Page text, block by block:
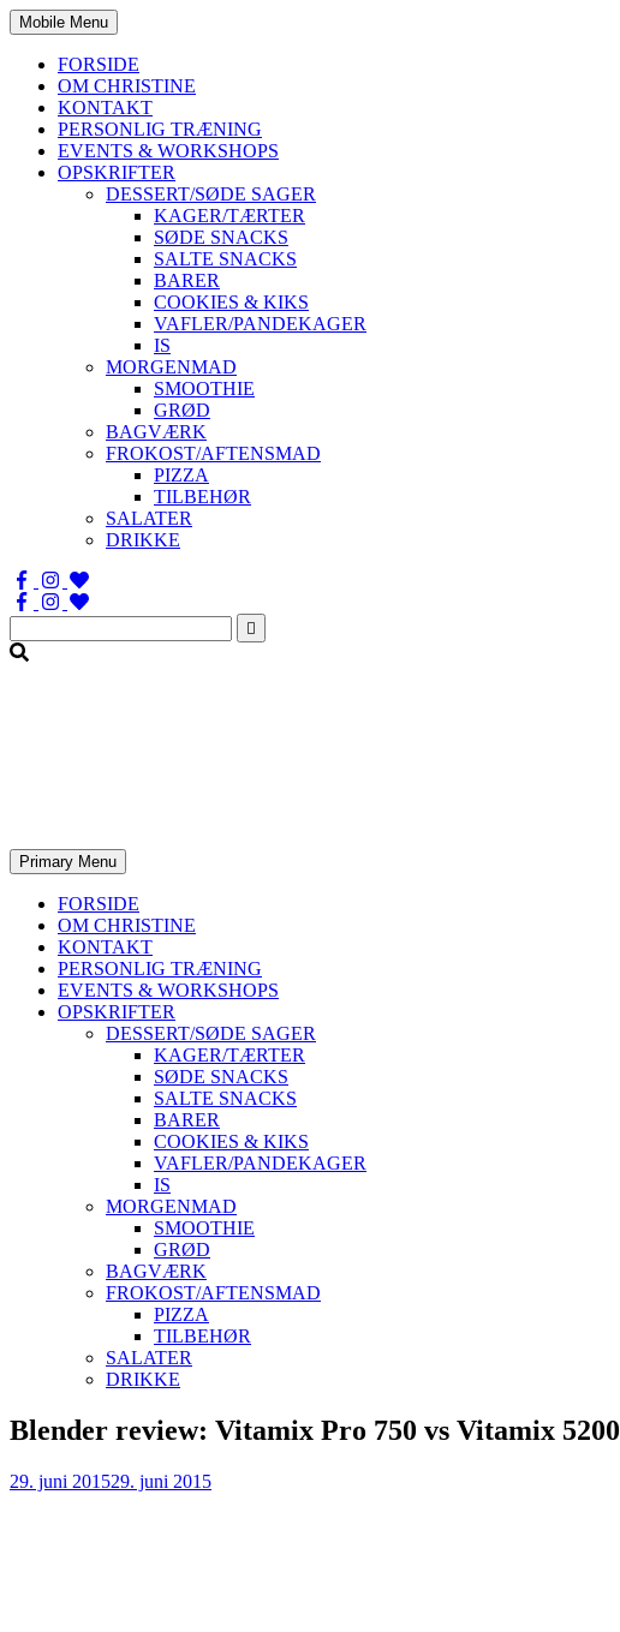
Mobile Menu
FORSIDE
OM CHRISTINE
KONTAKT
PERSONLIG TRÆNING
EVENTS & WORKSHOPS
OPSKRIFTER
DESSERT/SØDE SAGER
KAGER/TÆRTER
SØDE SNACKS
SALTE SNACKS
BARER
COOKIES & KIKS
VAFLER/PANDEKAGER
IS
MORGENMAD
SMOOTHIE
GRØD
BAGVÆRK
FROKOST/AFTENSMAD
PIZZA
TILBEHØR
SALATER
DRIKKE
Søg
efter:
Primary Menu
FORSIDE
OM CHRISTINE
KONTAKT
PERSONLIG TRÆNING
EVENTS & WORKSHOPS
OPSKRIFTER
DESSERT/SØDE SAGER
KAGER/TÆRTER
SØDE SNACKS
SALTE SNACKS
BARER
COOKIES & KIKS
VAFLER/PANDEKAGER
IS
MORGENMAD
SMOOTHIE
GRØD
BAGVÆRK
FROKOST/AFTENSMAD
PIZZA
TILBEHØR
SALATER
DRIKKE
Skip
to
Blender review: Vitamix Pro 750 vs Vitamix 5200
29. juni 201529. juni 2015